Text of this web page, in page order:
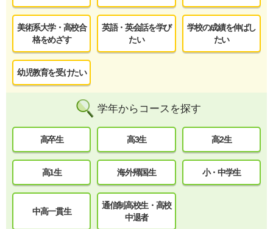
美術系大学・高校合
格をめざす
英語・英会話を学び
たい
学校の成績を伸ばし
たい
幼児教育を受けたい
学年からコースを探す
高卒生 高3生 高2生
高1生 海外帰国生 小・中学生
中高一貫生
通信制高校生・高校
中退者